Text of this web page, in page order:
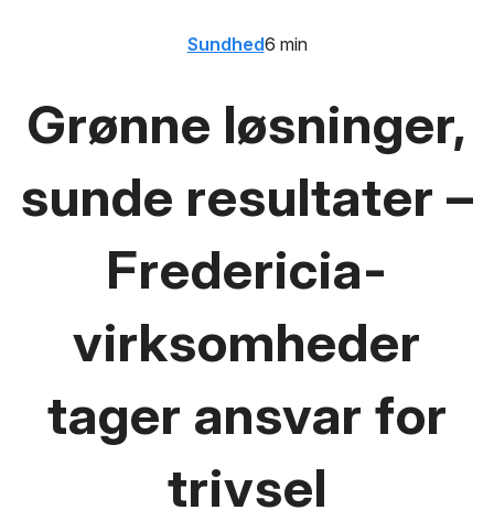
Grønne løsninger,
sunde resultater –
Fredericia-
virksomheder
tager ansvar for
trivsel
Sundhed6 min